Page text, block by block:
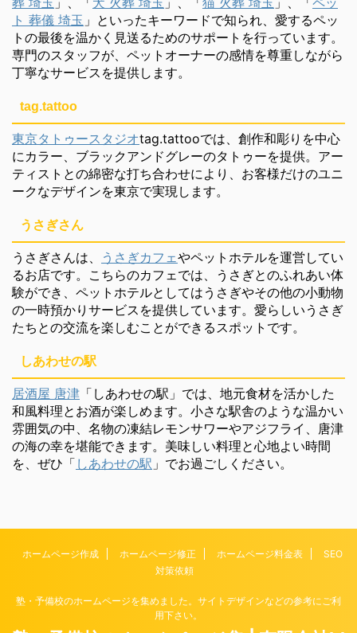
ト 葬儀 埼玉 」といったキーワードで知られ、愛するペッ
トの最後を温かく見送るためのサポートを行っています。
専門のスタッフが、ペットオーナーの感情を尊重しながら
丁寧なサービスを提供します。
tag.tattoo
東京タトゥースタジオtag.tattooでは、創作和彫りを中心
にカラー、ブラックアンドグレーのタトゥーを提供。アー
ティストとの綿密な打ち合わせにより、お客様だけのユニ
ークなデザインを東京で実現します。
うさぎさん
うさぎさんは、 うさぎカフェやペットホテルを運営してい
るお店です。こちらのカフェでは、うさぎとのふれあい体
験ができ、ペットホテルとしてはうさぎやその他の小動物
の一時預かりサービスを提供しています。愛らしいうさぎ
たちとの交流を楽しむことができるスポットです。
しあわせの駅
居酒屋 唐津 「しあわせの駅」では、地元食材を活かした
和風料理とお酒が楽しめます。小さな駅舎のような温かい
雰囲気の中、名物の凍結レモンサワーやアジフライ、唐津
の海の幸を堪能できます。美味しい料理と心地よい時間
を、ぜひ「 しあわせの駅 」でお過ごしください。
ホームページ作成 ホームページ修正 ホームページ料金表
SEO
対策依頼
塾・予備校のホームページを集めました。サイトデザインなどの参考にご利
用下さい。